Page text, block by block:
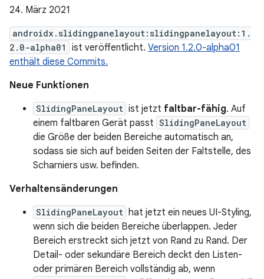
24. März 2021
androidx.slidingpanelayout:slidingpanelayout:1.
2.0-alpha01
ist veröffentlicht. Version 1.2.0-alpha01
enthält diese Commits.
Neue Funktionen
SlidingPaneLayout ist jetzt faltbar-fähig. Auf
einem faltbaren Gerät passt SlidingPaneLayout
die Größe der beiden Bereiche automatisch an,
sodass sie sich auf beiden Seiten der Faltstelle, des
Scharniers usw. befinden.
Verhaltensänderungen
SlidingPaneLayout hat jetzt ein neues UI-Styling,
wenn sich die beiden Bereiche überlappen. Jeder
Bereich erstreckt sich jetzt von Rand zu Rand. Der
Detail- oder sekundäre Bereich deckt den Listen-
oder primären Bereich vollständig ab, wenn